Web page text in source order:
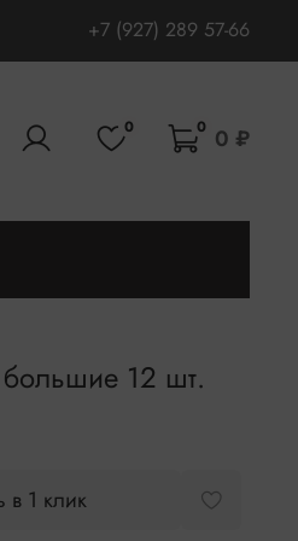
+7 (927) 289 57-66
0 0 0 ₽
большие 12 шт.
в 1 клик